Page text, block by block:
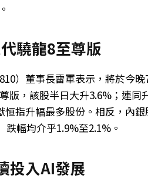
驍龍8至尊版
）董事長雷軍表示，將於今
版，該股半日大升3.6%；連同
恒指升幅最多股份。相反，內
跌幅均介乎1.9%至2.1%。
投入AI發展